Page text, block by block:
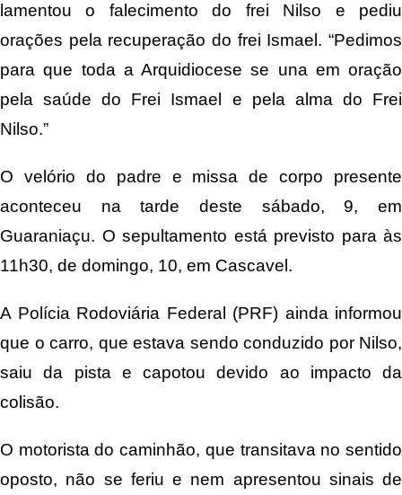
lamentou o falecimento do frei Nilso e pediu
orações pela recuperação do frei Ismael. “Pedimos
para que toda a Arquidiocese se una em oração
pela saúde do Frei Ismael e pela alma do Frei
Nilso.”
O velório do padre e missa de corpo presente
aconteceu na tarde deste sábado, 9, em
Guaraniaçu. O sepultamento está previsto para às
11h30, de domingo, 10, em Cascavel.
A Polícia Rodoviária Federal (PRF) ainda informou
que o carro, que estava sendo conduzido por Nilso,
saiu da pista e capotou devido ao impacto da
colisão.
O motorista do caminhão, que transitava no sentido
oposto, não se feriu e nem apresentou sinais de